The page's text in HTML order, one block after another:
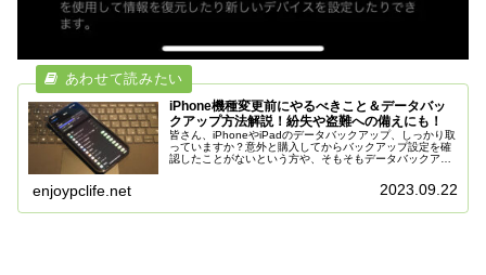
iPhone機種変更前にやるべきこと＆データバッ
クアップ方法解説！紛失や盗難への備えにも！
皆さん、iPhoneやiPadのデータバックアップ、しっかり取
っていますか？意外と購入してからバックアップ設定を確
認したことがないという方や、そもそもデータバックアッ
enjoypclife.net 2023.09.22